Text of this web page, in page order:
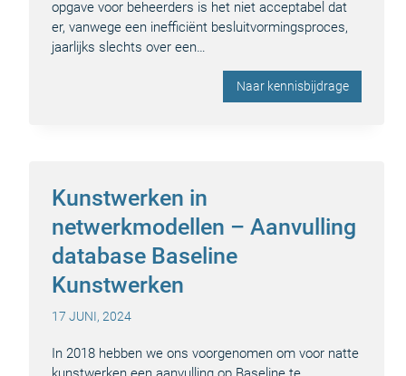
opgave voor beheerders is het niet acceptabel dat
er, vanwege een inefficiënt besluitvormingsproces,
jaarlijks slechts over een…
Naar kennisbijdrage
Kunstwerken in
netwerkmodellen – Aanvulling
database Baseline
Kunstwerken
17 JUNI, 2024
In 2018 hebben we ons voorgenomen om voor natte